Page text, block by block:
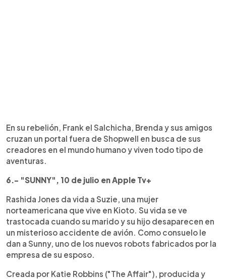
En su rebelión, Frank el Salchicha, Brenda y sus amigos
cruzan un portal fuera de Shopwell en busca de sus
creadores en el mundo humano y viven todo tipo de
aventuras.
6.- "SUNNY", 10 de julio en Apple Tv+
Rashida Jones da vida a Suzie, una mujer
norteamericana que vive en Kioto. Su vida se ve
trastocada cuando su marido y su hijo desaparecen en
un misterioso accidente de avión. Como consuelo le
dan a Sunny, uno de los nuevos robots fabricados por la
empresa de su esposo.
Creada por Katie Robbins ("The Affair"), producida y